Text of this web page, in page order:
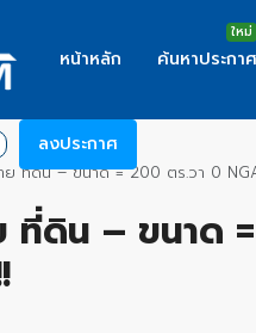
หน้าหลัก ค้นหาประกาศ
ลงประกาศ
ย ที่ดิน – ขนาด = 200 ตร.วา 0
ที่ดิน – ขนาด